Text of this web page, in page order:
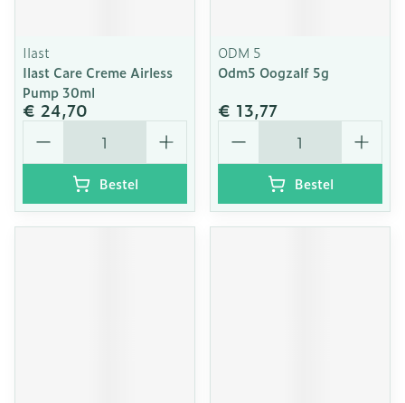
Ilast
Ilast Care Creme Airless
Pump 30ml
€ 24,70
Aantal
Bestel
ODM 5
Odm5 Oogzalf 5g
€ 13,77
Aantal
Bestel